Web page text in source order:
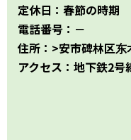
定休日：春節の時期
電話番号：－
住所：>安市碑林区东
アクセス：地下鉄2号
中国その他のエリア
香港・マカオ